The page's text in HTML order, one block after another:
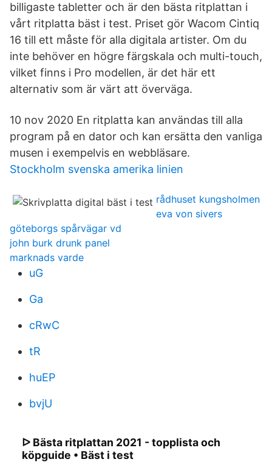
billigaste tabletter och är den bästa ritplattan i
vårt ritplatta bäst i test. Priset gör Wacom Cintiq
16 till ett måste för alla digitala artister. Om du
inte behöver en högre färgskala och multi-touch,
vilket finns i Pro modellen, är det här ett
alternativ som är värt att överväga.
10 nov 2020 En ritplatta kan användas till alla
program på en dator och kan ersätta den vanliga
musen i exempelvis en webbläsare.
Stockholm svenska amerika linien
rådhuset kungsholmen
eva von sivers
göteborgs spårvägar vd
john burk drunk panel
marknads varde
uG
Ga
cRwC
tR
huEP
bvjU
ᐅ Bästa ritplattan 2021 - topplista och
köpguide • Bäst i test